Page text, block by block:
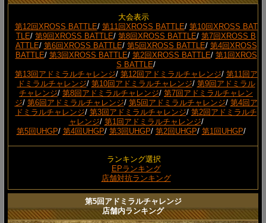
大会表示
第12回XROSS BATTLE/ 第11回XROSS BATTLE/ 第10回XROSS BAT
TLE/ 第9回XROSS BATTLE/ 第8回XROSS BATTLE/ 第7回XROSS B
ATTLE/ 第6回XROSS BATTLE/ 第5回XROSS BATTLE/ 第4回XROSS
BATTLE/ 第3回XROSS BATTLE/ 第2回XROSS BATTLE/ 第1回XROS
S BATTLE/
第13回アドミラルチャレンジ/ 第12回アドミラルチャレンジ/ 第11回ア
ドミラルチャレンジ/ 第10回アドミラルチャレンジ/ 第9回アドミラル
チャレンジ/ 第8回アドミラルチャレンジ/ 第7回アドミラルチャレン
ジ/ 第6回アドミラルチャレンジ/ 第5回アドミラルチャレンジ/ 第4回ア
ドミラルチャレンジ/ 第3回アドミラルチャレンジ/ 第2回アドミラルチ
ャレンジ/ 第1回アドミラルチャレンジ/
第5回UHGP/ 第4回UHGP/ 第3回UHGP/ 第2回UHGP/ 第1回UHGP/
ランキング選択
EPランキング
店舗対抗ランキング
第5回アドミラルチャレンジ
店舗内ランキング